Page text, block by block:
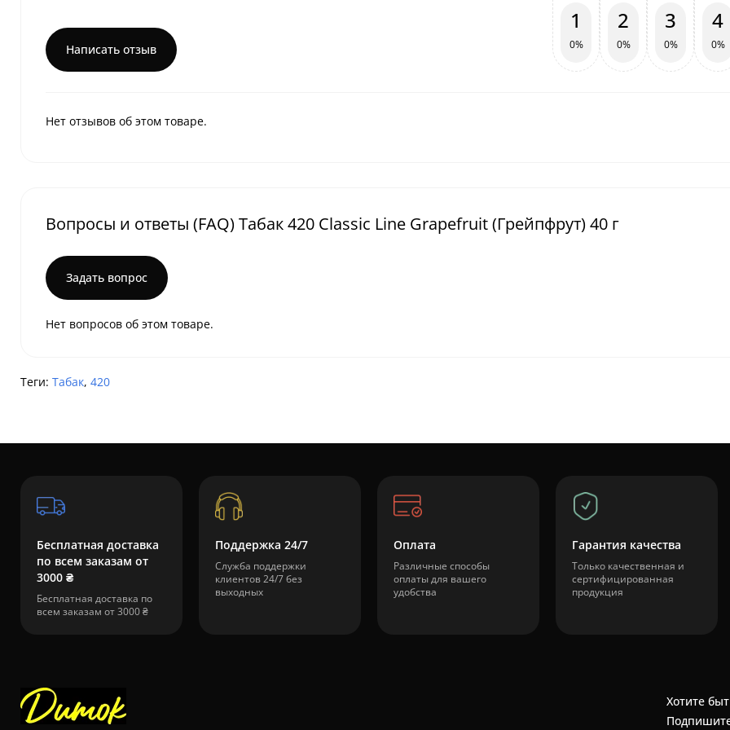
Написать отзыв
1
0%
2
0%
3
0%
4
0%
Нет отзывов об этом товаре.
Вопросы и ответы (FAQ) Табак 420 Classic Line Grapefruit (Грейпфрут) 40 г
Задать вопрос
Нет вопросов об этом товаре.
Теги: Табак, 420
Бесплатная доставка
по всем заказам от
3000 ₴
Бесплатная доставка по
всем заказам от 3000 ₴
Поддержка 24/7
Служба поддержки
клиентов 24/7 без
выходных
Оплата
Различные способы
оплаты для вашего
удобства
Гарантия качества
Только качественная и
сертифицированная
продукция
Хотите